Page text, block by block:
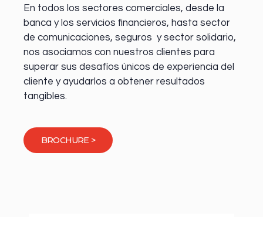
En todos los sectores comerciales, desde la
banca y los servicios financieros, hasta sector
de comunicaciones, seguros y sector solidario,
nos asociamos con nuestros clientes para
superar sus desafíos únicos de experiencia del
cliente y ayudarlos a obtener resultados
tangibles.
BROCHURE >